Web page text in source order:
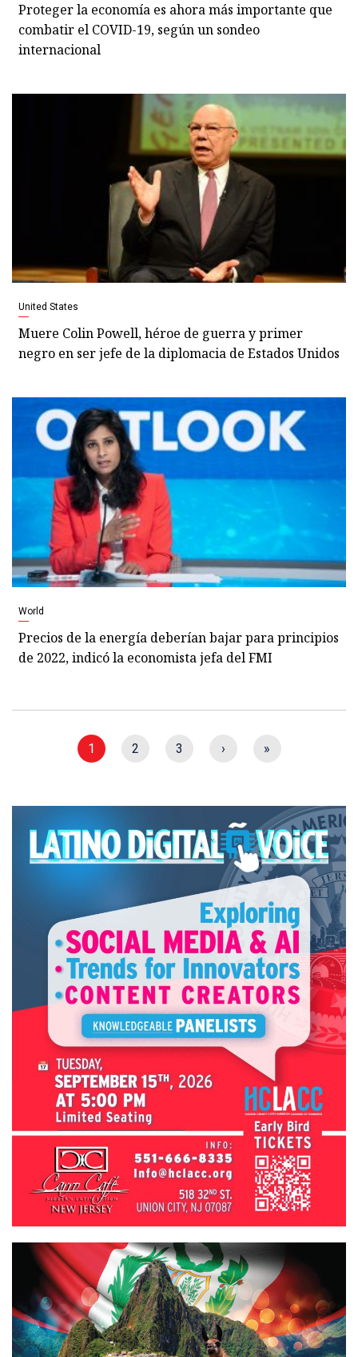
Proteger la economía es ahora más importante que
combatir el COVID-19, según un sondeo
internacional
United States
Muere Colin Powell, héroe de guerra y primer
negro en ser jefe de la diplomacia de Estados Unidos
World
Precios de la energía deberían bajar para principios
de 2022, indicó la economista jefa del FMI
1 2 3 › »